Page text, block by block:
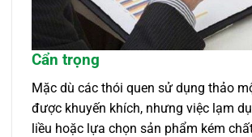
Cẩn trọng
Mặc dù các thói quen sử dụng thảo
được khuyến khích, nhưng việc lạm
liều hoặc lựa chọn sản phẩm kém